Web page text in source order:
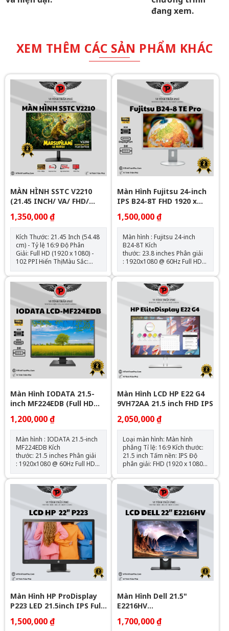
đang xem.
XEM THÊM CÁC SẢN PHẨM KHÁC
MÀN HÌNH SSTC V2210
(21.45 INCH/ VA/ FHD/
100Hz/ 5MS/ HDMI)
1,350,000 ₫
Kích Thước: 21.45 Inch (54.48
cm) - Tỷ lệ 16:9 Độ Phân
Giải: Full HD (1920 x 1080) -
102 PPI Hiển Thị Màu Sắc:
16.7 Triệu màu Tấm Nền -
Góc Nhìn : VA (Tương phản
tĩnh 3000:1) - 178°/178° Độ
Sáng - Bề Mặt : 200 cd/m² -
Lớp phủ nhám (Matte) Cổng
Kết Nối : 1xHDMI, 1x Vga
Màn Hình Fujitsu 24-inch
IPS B24-8T FHD 1920 x
1080 (VGA/DVI/Display
Port)
1,500,000 ₫
Màn hình : Fujitsu 24-inch
B24-8T Kích
thước: 23.8 inches Phân giải
: 1920x1080 @ 60Hz Full HD
Góc nhìn (dọc / ngang): 178°
/ 178° Khả năng hiển thị
màu: 16.7M Độ sáng : 250
phản: 1000:1 Thời gian đáp
ứng: 8ms Kết nối : DVI-D
(tương thích HDCP), VGA,
Display Port Tình trạng : Đã
qua sử dụng
Màn Hình IODATA 21.5-
inch MF224EDB (Full HD
1080/ADS/VGA/DVI/HDMI)
1,200,000 ₫
Màn hình : IODATA 21.5-inch
MF224EDB Kích
thước: 21.5 inches Phân giải
: 1920x1080 @ 60Hz Full HD
Góc nhìn (dọc / ngang): 178°
/ 178° Khả năng hiển thị
màu: 16.7M Độ sáng : 250
phản: 1000:1 Thời gian đáp
ứng: 8ms Kết nối : Analog
RGB, DVI-D (tương thích
HDCP), HDMI Tình trạng : Đã
qua sử dụng
Màn Hình LCD HP E22 G4
9VH72AA 21.5 inch FHD IPS
2,050,000 ₫
Loại màn hình: Màn hình
phẳng Tỉ lệ: 16:9 Kích thước:
21.5 inch Tấm nền: IPS Độ
phân giải: FHD (1920 x 1080)
Tốc độ làm mới: 60Hz Thời
gian đáp ứng: 5ms GtG Cổng
kết nối: 1 x VGA; 1 x USB
Type-B; 1 x HDMI 1.4; 1 x
DisplayPort™ 1.2; 4 x USB-A
3.2 Gen 1
Màn Hình HP ProDisplay
P223 LED 21.5inch IPS Full
1,500,000 ₫
Màn Hình Dell 21.5"
E2216HV
(1920x1080/TN/60Hz/5ms)
- Like New
1,700,000 ₫